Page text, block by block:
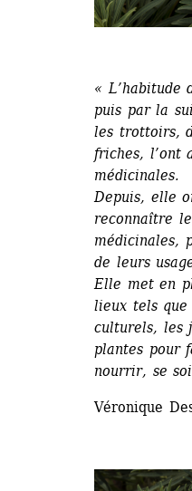
« L’habitude
puis par la
les trottoirs,
friches, l’ont
médicinales.
Depuis, elle
reconnaître
médicinales,
de leurs
Elle met en
lieux tels que
culturels, les
plantes pour
nourrir, se
Véronique